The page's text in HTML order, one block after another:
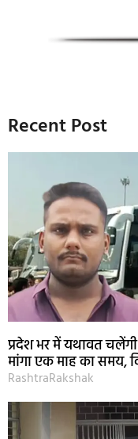
Recent Post
प्रदेश भर में यथावत
मांगा एक माह का समय,
RashtraRakshak